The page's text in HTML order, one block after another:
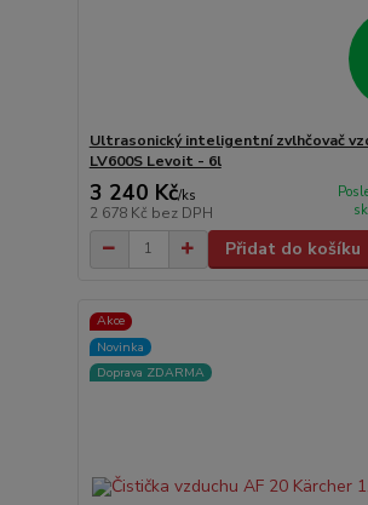
Ultrasonický inteligentní zvlhčovač
LV600S Levoit - 6l
3 240 Kč/ks
2 678 Kč bez DPH
Přidat do košíku
Akce
Novinka
Doprava ZDARMA